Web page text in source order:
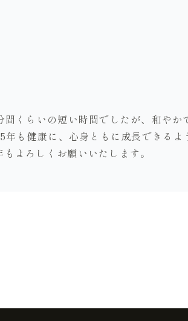
間くらいの短い時間でしたが、和やか
年も健康に、心身ともに成長できるよ
もよろしくお願いいたします。